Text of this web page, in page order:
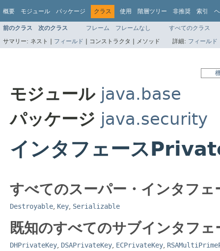
概要 モジュール パッケージ クラス 使用 階層ツリー 非推奨 索引
前のクラス 次のクラス フレーム フレームなし
すべてのクラス
サマリー: ネスト | フィールド | コンストラクタ | メソッド 詳細: フィールド
モジュール java.base
パッケージ java.security
インタフェース
すべてのスーパー・インタフェ
Destroyable Key Serializable
既知のすべてのサブインタフ
DHPrivateKey DSAPrivateKey ECPrivateKey